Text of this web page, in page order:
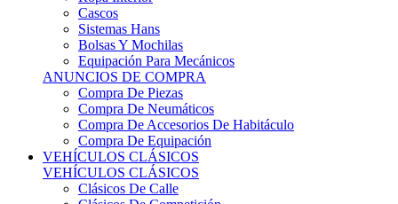
Sistemas Hans
Bolsas Y Mochilas
Equipación Para Mecánicos
ANUNCIOS DE COMPRA
Compra De Piezas
Compra De Neumáticos
Compra De Accesorios De Habitáculo
Compra De Equipación
VEHÍCULOS CLÁSICOS
VEHÍCULOS CLÁSICOS
Clásicos De Calle
Clásicos De Competición
Motores